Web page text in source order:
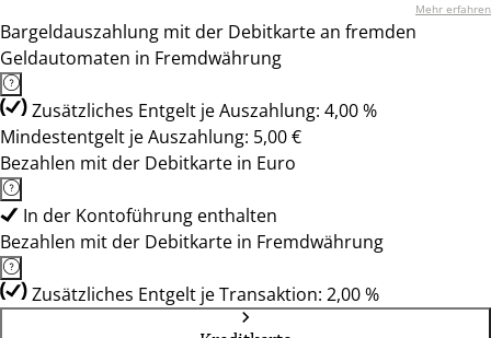
Mehr erfahren
Bargeldauszahlung mit der Debitkarte an fremden
Geldautomaten in Fremdwährung
Zusätzliches Entgelt je Auszahlung: 4,00 %
Mindestentgelt je Auszahlung: 5,00 €
Bezahlen mit der Debitkarte in Euro
In der Kontoführung enthalten
Bezahlen mit der Debitkarte in Fremdwährung
Zusätzliches Entgelt je Transaktion: 2,00 %